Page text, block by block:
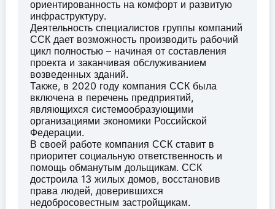
ориентированность на комфорт и развитую
инфраструктуру.
Деятельность специалистов группы компаний
ССК дает возможность производить рабочий
цикл полностью – начиная от составления
проекта и заканчивая обслуживанием
возведенных зданий.
Также, в 2020 году компания ССК была
включена в перечень предприятий,
являющихся системообразующими
организациями экономики Российской
Федерации.
В своей работе компания ССК ставит в
приоритет социальную ответственность и
помощь обманутым дольщикам. ССК
достроила 13 жилых домов, восстановив
права людей, доверившихся
недобросовестным застройщикам.